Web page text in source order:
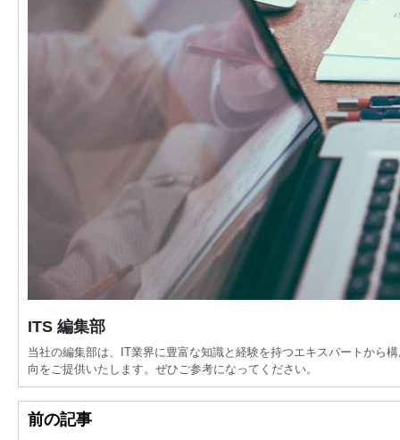
ITS 編集部
当社の編集部は、IT業界に豊富な知識と経験を持つエキスパートから
向をご提供いたします。ぜひご参考になってください。
前の記事